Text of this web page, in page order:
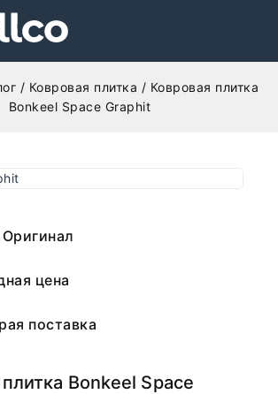
/ Ковровая плитка / Ковровая плитка
Bonkeel Space Graphit
Оригинал
цена
поставка
Bonkeel Space